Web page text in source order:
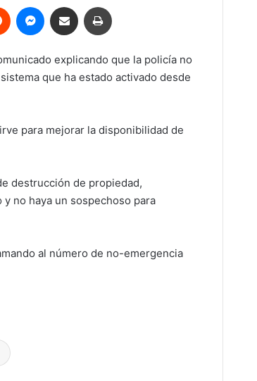
Reddit MessengerCompartir por correo electrónico
explicando que la policía no
que ha estado activado desde
para mejorar la disponibilidad de
destrucción de propiedad,
no haya un sospechoso para
al número de no-emergencia